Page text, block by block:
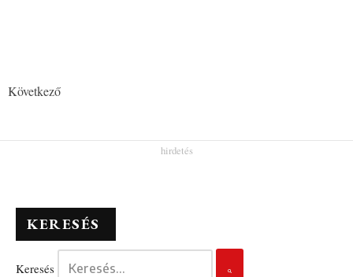
Következő
KERESÉS
Keresés